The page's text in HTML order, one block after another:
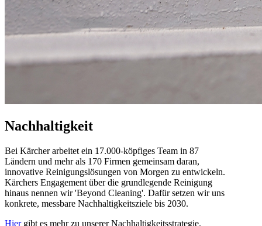
Nachhaltigkeit
Bei Kärcher arbeitet ein 17.000-köpfiges Team in 87
Ländern und mehr als 170 Firmen gemeinsam daran,
innovative Reinigungslösungen von Morgen zu entwickeln.
Kärchers Engagement über die grundlegende Reinigung
hinaus nennen wir 'Beyond Cleaning'. Dafür setzen wir uns
konkrete, messbare Nachhaltigkeitsziele bis 2030.
Hiergibt es mehr zu unserer Nachhaltigkeitsstrategie.